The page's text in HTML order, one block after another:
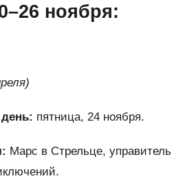
ноября:
пятница, 24 ноября.
Марс в Стрельце, управитель